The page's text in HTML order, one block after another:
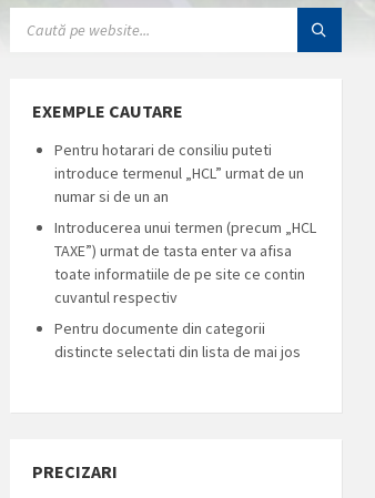
EXEMPLE CAUTARE
Pentru hotarari de consiliu puteti
introduce termenul „HCL” urmat de un
numar si de un an
Introducerea unui termen (precum „HCL
TAXE”) urmat de tasta enter va afisa
toate informatiile de pe site ce contin
cuvantul respectiv
Pentru documente din categorii
distincte selectati din lista de mai jos
PRECIZARI